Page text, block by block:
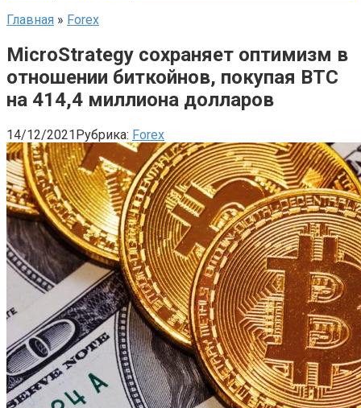
Главная » Forex
MicroStrategy сохраняет оптимизм в
отношении биткойнов, покупая BTC
на 414,4 миллиона долларов
14/12/2021Рубрика: Forex